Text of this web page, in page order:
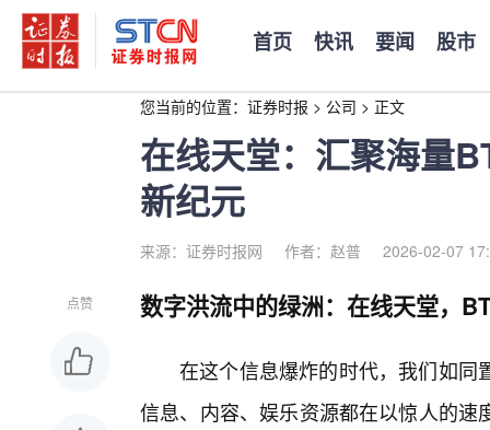
首页 快讯 要闻 股市
您当前的位置： 证券时报 > 公司 > 正文
在线天堂：汇聚海量
新纪元
来源：证券时报网 作者：赵普 2026-02-07
点赞 数字洪流中的绿洲：在线天堂，
在这个信息爆炸的时代，我们如同
信息、内容、娱乐资源都在以惊人的